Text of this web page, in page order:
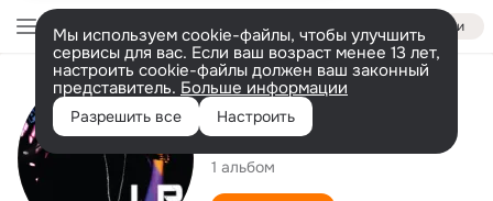
Войти
Мы используем cookie-файлы, чтобы улучшить
сервисы для вас. Если ваш возраст менее 13 лет,
настроить cookie-файлы должен ваш законный
представитель. Больше информации
Разрешить все Настроить
Исполнитель
LP Casso
1 альбом